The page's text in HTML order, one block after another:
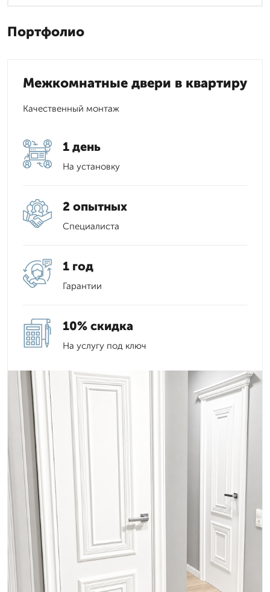
Портфолио
Межкомнатные двери в квартиру
Качественный монтаж
1 день
На установку
2 опытных
Специалиста
1 год
Гарантии
10% скидка
На услугу под ключ